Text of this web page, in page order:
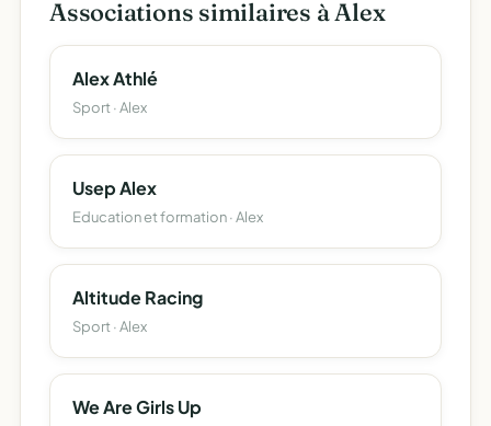
Associations similaires à Alex
Alex Athlé
Sport · Alex
Usep Alex
Education et formation · Alex
Altitude Racing
Sport · Alex
We Are Girls Up